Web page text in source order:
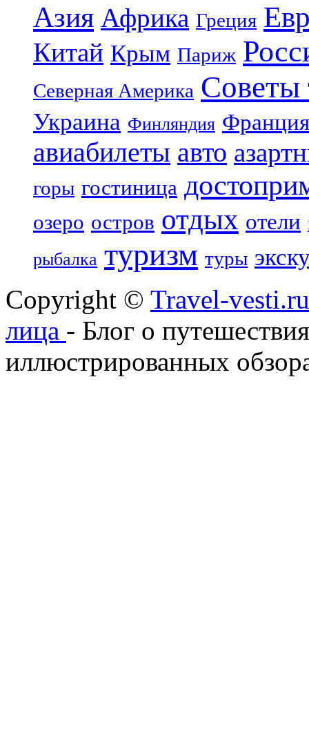
Азия Африка Греция
Китай Крым Париж
Северная Америка Советы
Украина Финляндия Франция
авиабилеты авто
горы гостиница
озеро остров отдых отели
рыбалка туризм туры
Copyright © Travel-
лица - Блог о
иллюстрированных